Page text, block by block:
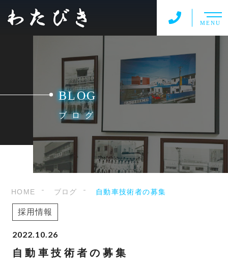
MENU
BLOG
ブログ
HOME ブログ 自動車技術者の募集
採用情報
2022.10.26
自動車技術者の募集